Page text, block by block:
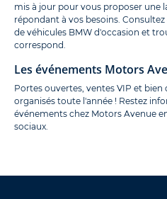
mis à jour pour vous proposer une
répondant à vos besoins.
de véhicules BMW d'occasion et
correspond.
Les événements Motors
Portes ouvertes, ventes VIP et
organisés toute l'année ! Restez
événements chez Motors Avenue
sociaux.